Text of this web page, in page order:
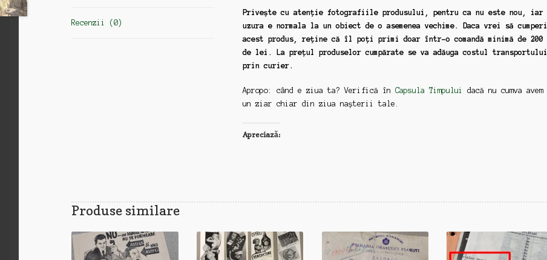
(tblr3)
Recenzii (0)
Privește cu atenție fotografiile produsului, pentru ca nu este nou, iar
uzura e normala la un obiect de o asemenea vechime. Daca vrei să cumperi
acest produs, reține că îl poți primi doar într-o comandă minimă de 200
de lei. La prețul produselor cumpărate se va adăuga costul transportului
prin curier.
Apropo: când e ziua ta? Verifică în Capsula Timpului
dacă nu cumva avem
un ziar chiar din ziua nașterii tale.
Apreciază:
Produse similare